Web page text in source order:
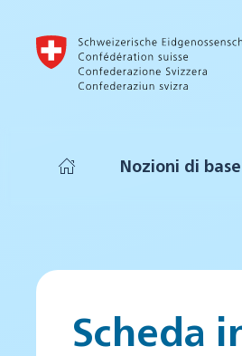
Skip to main content
Nozioni di base
Scheda